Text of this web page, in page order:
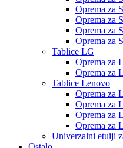
Oprema za
Oprema za
Oprema za
Oprema za
Tablice LG
Oprema za
Oprema za
Tablice Lenovo
Oprema za
Oprema za
Oprema za
Oprema za
Univerzalni etuiji